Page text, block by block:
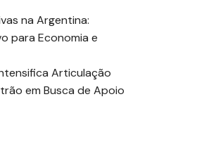
na Argentina:
para Economia e
Articulação
em Busca de Apoio